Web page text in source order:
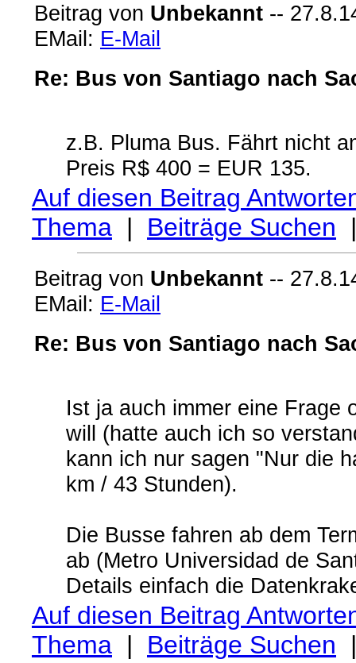
Beitrag von Unbekannt --
EMail: E-Mail
Re: Bus von Santiago nach
z.B. Pluma Bus. Fährt nicht
Preis R$ 400 = EUR 135.
Auf diesen Beitrag
Thema | Beiträge Suchen
Beitrag von Unbekannt --
EMail: E-Mail
Re: Bus von Santiago nach
Ist ja auch immer eine Frage
will (hatte auch ich so
kann ich nur sagen "Nur die
km / 43 Stunden).
Die Busse fahren ab dem
ab (Metro Universidad de
Details einfach die
Auf diesen Beitrag
Thema | Beiträge Suchen